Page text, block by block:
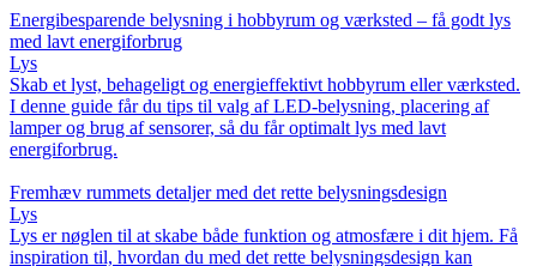
Energibesparende belysning i hobbyrum og værksted – få godt lys
med lavt energiforbrug
Lys
Skab et lyst, behageligt og energieffektivt hobbyrum eller værksted.
I denne guide får du tips til valg af LED-belysning, placering af
lamper og brug af sensorer, så du får optimalt lys med lavt
energiforbrug.
Fremhæv rummets detaljer med det rette belysningsdesign
Lys
Lys er nøglen til at skabe både funktion og atmosfære i dit hjem. Få
inspiration til, hvordan du med det rette belysningsdesign kan